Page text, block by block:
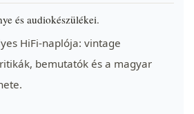
és audiokészülékei.
HiFi-naplója: vintage
bemutatók és a magyar